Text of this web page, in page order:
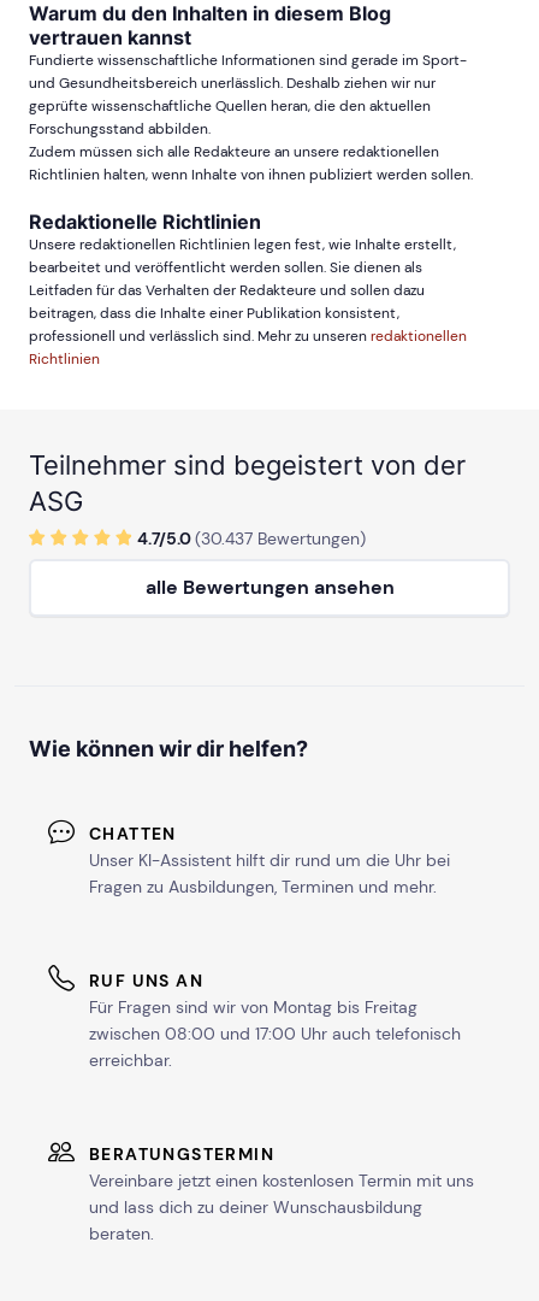
Warum du den Inhalten in diesem Blog
vertrauen kannst
Fundierte wissenschaftliche Informationen sind gerade im Sport-
und Gesundheitsbereich unerlässlich. Deshalb ziehen wir nur
geprüfte wissenschaftliche Quellen heran, die den aktuellen
Forschungsstand abbilden.
Zudem müssen sich alle Redakteure an unsere redaktionellen
Richtlinien halten, wenn Inhalte von ihnen publiziert werden sollen.
Redaktionelle Richtlinien
Unsere redaktionellen Richtlinien legen fest, wie Inhalte erstellt,
bearbeitet und veröffentlicht werden sollen. Sie dienen als
Leitfaden für das Verhalten der Redakteure und sollen dazu
beitragen, dass die Inhalte einer Publikation konsistent,
professionell und verlässlich sind. Mehr zu unserenredaktionellen
Richtlinien
Teilnehmer sind begeistert von der
ASG
4.7/5.0(30.437 Bewertungen)
alle Bewertungen ansehen
Wie können wir dir helfen?
CHATTEN
Unser KI-Assistent hilft dir rund um die Uhr bei
Fragen zu Ausbildungen, Terminen und mehr.
RUF UNS AN
Für Fragen sind wir von Montag bis Freitag
zwischen 08:00 und 17:00 Uhr auch telefonisch
erreichbar.
BERATUNGSTERMIN
Vereinbare jetzt einen kostenlosen Termin mit uns
und lass dich zu deiner Wunschausbildung
beraten.